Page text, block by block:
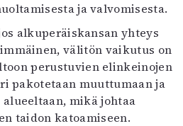
ja valvomisesta.
alkuperäiskansan yhteys
välitön vaikutus on
perustuvien elinkeinojen
pakotetaan muuttumaan ja
mikä johtaa
taidon katoamiseen.